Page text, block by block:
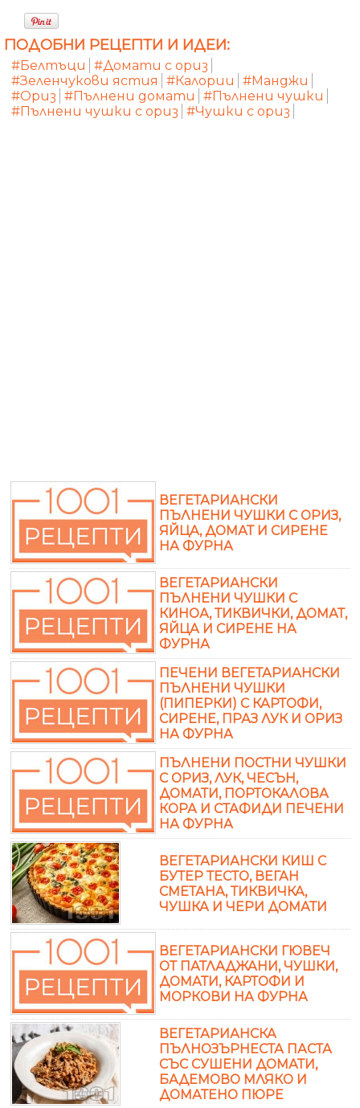
ПОДОБНИ РЕЦЕПТИ И ИДЕИ:
#Белтъци
#Домати с ориз
#Зеленчукови ястия
#Калории
#Манджи
#Ориз #Пълнени домати
#Пълнени чушки
#Пълнени чушки с ориз #Чушки с ориз
ВЕГЕТАРИАНСКИ
ПЪЛНЕНИ ЧУШКИ С ОРИЗ,
ЯЙЦА, ДОМАТ И СИРЕНЕ
НА ФУРНА
ВЕГЕТАРИАНСКИ
ПЪЛНЕНИ ЧУШКИ С
КИНОА, ТИКВИЧКИ, ДОМАТ,
ЯЙЦА И СИРЕНЕ НА
ФУРНА
ПЕЧЕНИ ВЕГЕТАРИАНСКИ
ПЪЛНЕНИ ЧУШКИ
(ПИПЕРКИ) С КАРТОФИ,
СИРЕНЕ, ПРАЗ ЛУК И ОРИЗ
НА ФУРНА
ПЪЛНЕНИ ПОСТНИ ЧУШКИ
С ОРИЗ, ЛУК, ЧЕСЪН,
ДОМАТИ, ПОРТОКАЛОВА
КОРА И СТАФИДИ ПЕЧЕНИ
НА ФУРНА
ВЕГЕТАРИАНСКИ КИШ С
БУТЕР ТЕСТО, ВЕГАН
СМЕТАНА, ТИКВИЧКА,
ЧУШКА И ЧЕРИ ДОМАТИ
ВЕГЕТАРИАНСКИ ГЮВЕЧ
ОТ ПАТЛАДЖАНИ, ЧУШКИ,
ДОМАТИ, КАРТОФИ И
МОРКОВИ НА ФУРНА
ВЕГЕТАРИАНСКА
ПЪЛНОЗЪРНЕСТА ПАСТА
СЪС СУШЕНИ ДОМАТИ,
БАДЕМОВО МЛЯКО И
ДОМАТЕНО ПЮРЕ